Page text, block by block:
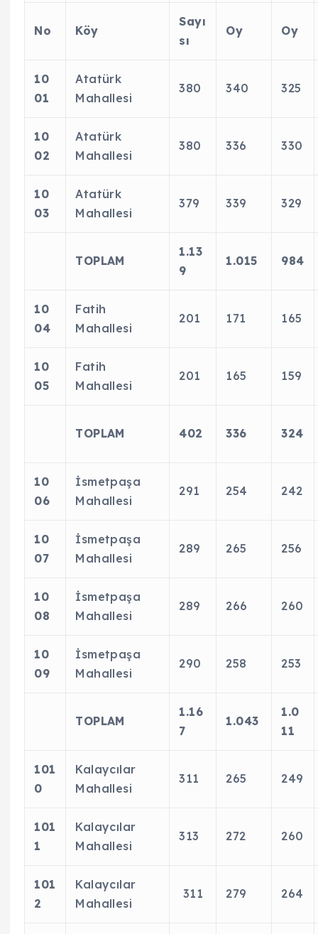
No Köy
Sayı
sı
Oy Oy
10
01
Atatürk
Mahallesi
380 340 325
10
02
Atatürk
Mahallesi
380 336 330
10
03
Atatürk
Mahallesi
379 339 329
TOPLAM
1.13
9
1.015 984
10
04
Fatih
Mahallesi
201 171 165
10
05
Fatih
Mahallesi
201 165 159
TOPLAM 402 336 324
10
06
İsmetpaşa
Mahallesi
291 254 242
10
07
İsmetpaşa
Mahallesi
289 265 256
10
08
İsmetpaşa
Mahallesi
289 266 260
10
09
İsmetpaşa
Mahallesi
290 258 253
TOPLAM
1.16
7
1.043
1.0
11
101
0
Kalaycılar
Mahallesi
311 265 249
101
1
Kalaycılar
Mahallesi
313 272 260
101
2
Kalaycılar
Mahallesi
311 279 264